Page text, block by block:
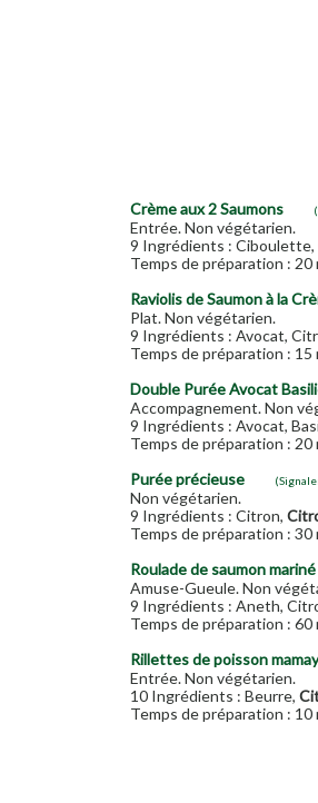
Crème aux 2 Saumons
Entrée. Non végétarien.
9 Ingrédients : Ciboulette,
Temps de préparation :
Raviolis de Saumon à la
Plat. Non végétarien.
9 Ingrédients : Avocat,
Temps de préparation :
Double Purée Avocat
Accompagnement. Non
9 Ingrédients : Avocat,
Temps de préparation :
Purée précieuse
Non végétarien.
9 Ingrédients : Citron,
Temps de préparation :
Roulade de saumon mariné
Amuse-Gueule. Non
9 Ingrédients : Aneth,
Temps de préparation :
Rillettes de poisson
Entrée. Non végétarien.
10 Ingrédients : Beurre,
Temps de préparation :